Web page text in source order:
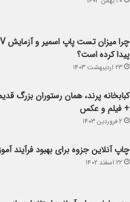
پیدا کرده است؟
۲۳ اردیبهشت ۱۴۰۳
کبابخانه پرند، همان رستوران بزرگ
+ فیلم و عکس
۲ فروردین ۱۴۰۳
چاپ آنلاین جزوه برای بهبود فرآیند
۲۲ اسفند ۱۴۰۲